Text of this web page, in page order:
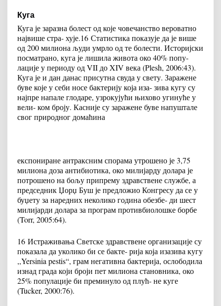
Куга
Куга је заразна болест од које човечанство вероватно
највише стра- хује.16 Статистика показује да је више
од 200 милиона људи умрло од те болести. Историјски
посматрано, куга је лишила живота око 40% попу-
лације у периоду од VII до XIV века (Plesh, 2006:43).
Куга је и дан данас присутна свуда у свету. Заражене
буве које у себи носе бактерију која иза- зива кугу су
најпре напале глодаре, узрокујући њихово угинуће у
вели- ком броју. Касније су заражене буве напуштале
свог природног домаћина
експониране антраксним спорама утрошено је 3,75
милиона доза антибиотика, око милијарду долара је
потрошено на бољу припрему здравствене службе, а
председник Џорџ Буш је предложио Конгресу да се у
буџету за наредних неколико година обезбе- ди шест
милијарди долара за програм противбиолошке борбе
(Torr, 2005:64).
16 Истраживања Светске здравствене организације су
показала да уколико би се бакте- рија која изазива кугу
,,Yersinia pestis“, грам негативна бактерија, ослободила
изнад града који броји пет милиона становника, око
25% популације би преминуло од плућ- не куге
(Tucker, 2000:76).